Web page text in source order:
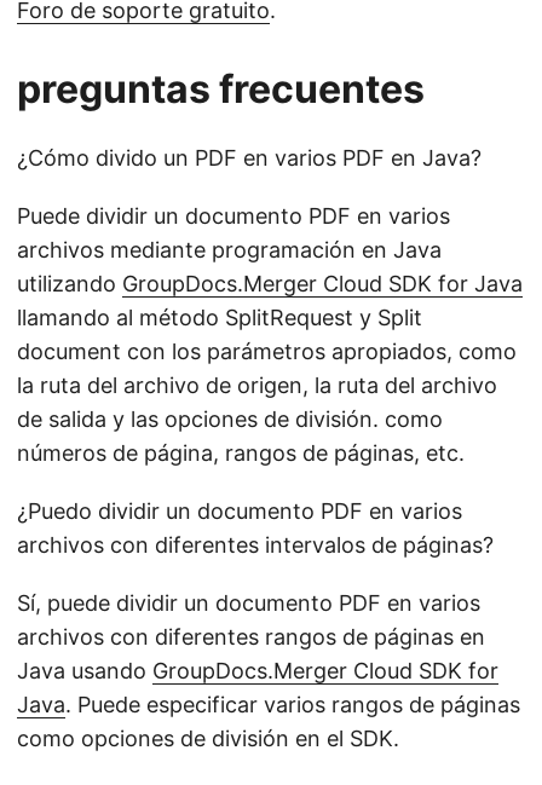
Foro de soporte gratuito.
preguntas frecuentes
¿Cómo divido un PDF en varios PDF en Java?
Puede dividir un documento PDF en varios
archivos mediante programación en Java
utilizando GroupDocs.Merger Cloud SDK for Java
llamando al método SplitRequest y Split
document con los parámetros apropiados, como
la ruta del archivo de origen, la ruta del archivo
de salida y las opciones de división. como
números de página, rangos de páginas, etc.
¿Puedo dividir un documento PDF en varios
archivos con diferentes intervalos de páginas?
Sí, puede dividir un documento PDF en varios
archivos con diferentes rangos de páginas en
Java usando GroupDocs.Merger Cloud SDK for
Java. Puede especificar varios rangos de páginas
como opciones de división en el SDK.